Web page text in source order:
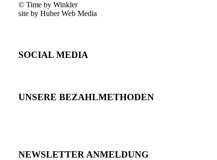
© Time by Winkler
site by Huber Web Media
SOCIAL MEDIA
UNSERE BEZAHLMETHODEN
NEWSLETTER ANMELDUNG